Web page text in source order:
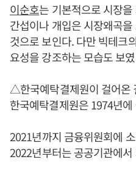
이순호는 기본적으로 시장
간섭이나 개입은 시장왜곡
것으로 보인다. 다만 빅테크
요성을 강조하는 모습도 보
△한국예탁결제원이 걸어온
한국예탁결제원은 1974년
2021년까지 금융위원회에
2022년부터는 공공기관에